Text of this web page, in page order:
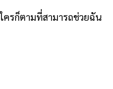
รก็ตามที่สามารถช่วยฉัน